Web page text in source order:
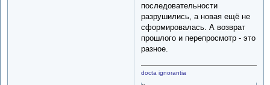
последовательности
разрушились, а новая ещё не
сформировалась. А возврат
прошлого и перепросмотр - это
разное.
docta ignorantia